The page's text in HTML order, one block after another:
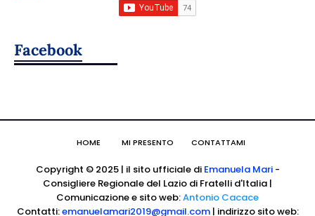
Facebook
HOME MI PRESENTO CONTATTAMI
Copyright © 2025 | il sito ufficiale di Emanuela Mari-
Consigliere Regionale del Lazio di Fratelli d'Italia |
Comunicazione e sito web:Antonio Cacace
Contatti:emanuelamari2019@gmail.com | indirizzo sito web: